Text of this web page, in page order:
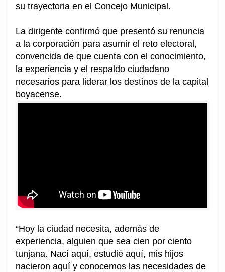
su trayectoria en el Concejo Municipal.
La dirigente confirmó que presentó su renuncia
a la corporación para asumir el reto electoral,
convencida de que cuenta con el conocimiento,
la experiencia y el respaldo ciudadano
necesarios para liderar los destinos de la capital
boyacense.
“Hoy la ciudad necesita, además de
experiencia, alguien que sea cien por ciento
tunjana. Nací aquí, estudié aquí, mis hijos
nacieron aquí y conocemos las necesidades de